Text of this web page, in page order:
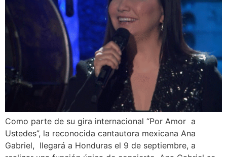
Como parte de su gira internacional “Por Amor a
Ustedes”, la reconocida cantautora mexicana Ana
Gabriel, llegará a Honduras el 9 de septiembre, a